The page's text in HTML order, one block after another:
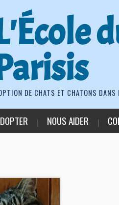
DE CHATS ET CHATONS DANS
NOUS AIDER